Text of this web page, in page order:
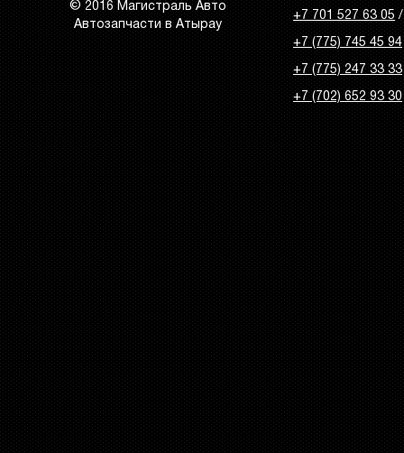
© 2016 Магистраль Авто
Автозапчасти в Атырау
+7 701 527 63 05/
+7 (775) 745 45 94
+7 (775) 247 33 33
+7 (702) 652 93 30